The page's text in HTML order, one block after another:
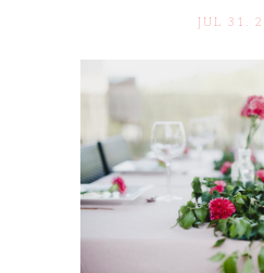
JUL 31.